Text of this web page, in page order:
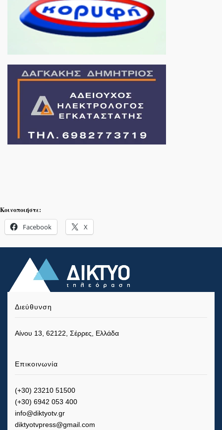
Κοινοποιήστε:
Facebook X
Διεύθυνση
Αίνου 13, 62122, Σέρρες, Ελλάδα
Επικοινωνία
(+30) 23210 51500
(+30) 6942 053 400
info@diktyotv.gr
diktyotvpress@gmail.com